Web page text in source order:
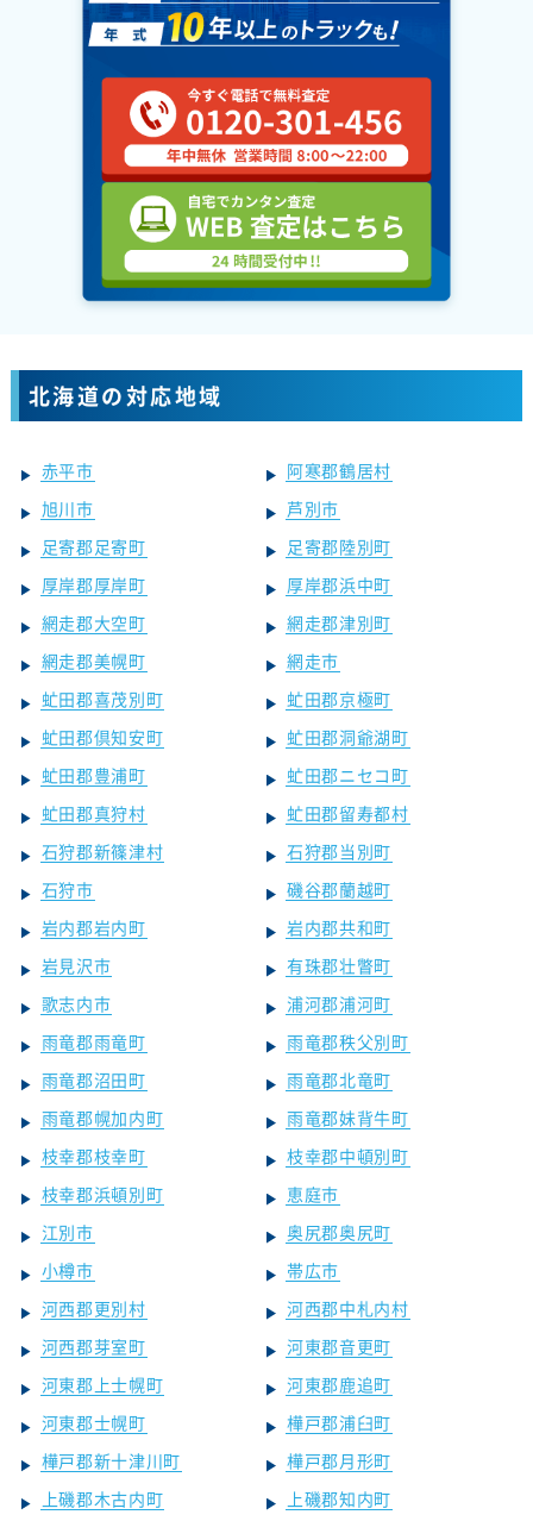
北海道の対応地域
赤平市
阿寒郡鶴居村
旭川市
芦別市
足寄郡足寄町
足寄郡陸別町
厚岸郡厚岸町
厚岸郡浜中町
網走郡大空町
網走郡津別町
網走郡美幌町
網走市
虻田郡喜茂別町
虻田郡京極町
虻田郡倶知安町
虻田郡洞爺湖町
虻田郡豊浦町
虻田郡ニセコ町
虻田郡真狩村
虻田郡留寿都村
石狩郡新篠津村
石狩郡当別町
石狩市
磯谷郡蘭越町
岩内郡岩内町
岩内郡共和町
岩見沢市
有珠郡壮瞥町
歌志内市
浦河郡浦河町
雨竜郡雨竜町
雨竜郡秩父別町
雨竜郡沼田町
雨竜郡北竜町
雨竜郡幌加内町
雨竜郡妹背牛町
枝幸郡枝幸町
枝幸郡中頓別町
枝幸郡浜頓別町
恵庭市
江別市
奥尻郡奥尻町
小樽市
帯広市
河西郡更別村
河西郡中札内村
河西郡芽室町
河東郡音更町
河東郡上士幌町
河東郡鹿追町
河東郡士幌町
樺戸郡浦臼町
樺戸郡新十津川町
樺戸郡月形町
上磯郡木古内町
上磯郡知内町